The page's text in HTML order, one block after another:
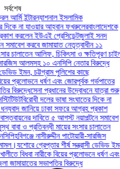
সর্বশেষ
ইন্টারন্যাশনাল ইসলামিক
না যাওয়ার আহ্বান ফখরুলেরবাংলাদেশকে
করলেন ইউএই প্রেসিডেন্টজুলাই সনদ
করবে জামায়াত নেতৃত্বাধীন ১১
চালাতেন আলিফ, চিকিৎসা ও ক্ষতিপূরণ চাইল
আলমসহ ১০ এনসিপি নেতার বিরুদ্ধে
ইমন, চট্টগ্রাম পুলিশের কাছে
প্রলোভনে ধর্ষণ এবং জোরপূর্বক গর্ভপাতের
বিরুদ্ধেসেনা প্রধানের উদ্বোধনে যাত্রা শুরু
বিরোধী দলের ভাষা সংঘাতের দিকে না
জানিয়ে ঢাকা সফরে আগ্রহ প্রকাশ
দাবিতে ৫ আগস্ট নয়াপল্টনে সমাবেশ
ও প্রতিবন্ধী মায়ের সংসার চালাতেন
হবিগঞ্জে নাসীরুদ্দীন পাটোয়ারী-সারজিস
যশোরে গ্রেপ্তার শীর্ষ সন্ত্রাসী ডেভিড ইমন,
বিধবা নারীকে বিয়ের প্রলোভনে ধর্ষণ এবং
সভাপতির বিরুদ্ধে